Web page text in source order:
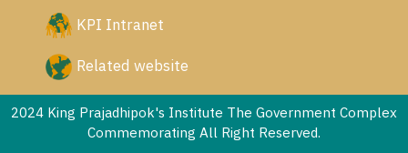
KPI Intranet
Related website
2024 King Prajadhipok's Institute The Government Complex
Commemorating All Right Reserved.